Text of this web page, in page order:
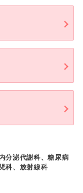
分泌代謝科、糖尿病
科、放射線科